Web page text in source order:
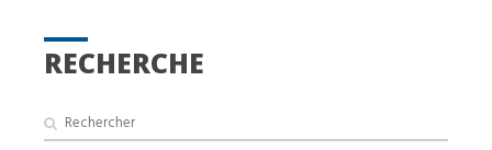
RECHERCHE